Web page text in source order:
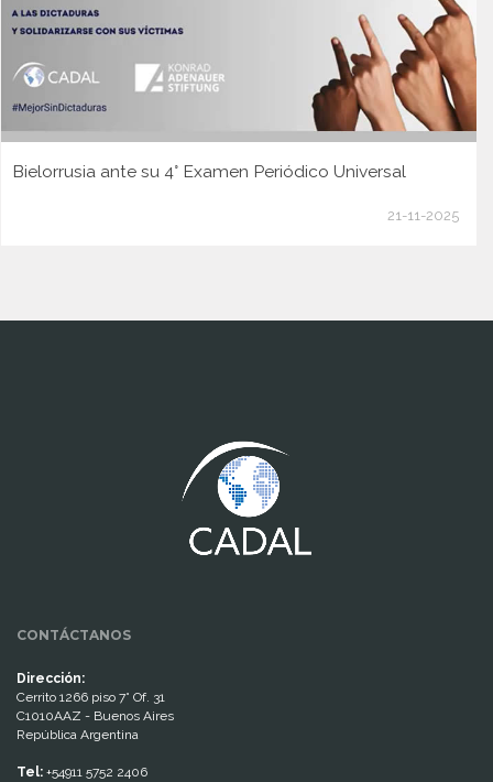
Bielorrusia ante su 4° Examen Periódico Universal
21-11-2025
CONTÁCTANOS
Dirección:
Cerrito 1266 piso 7° Of. 31
C1010AAZ - Buenos Aires
República Argentina
Tel: +54911 5752 2406